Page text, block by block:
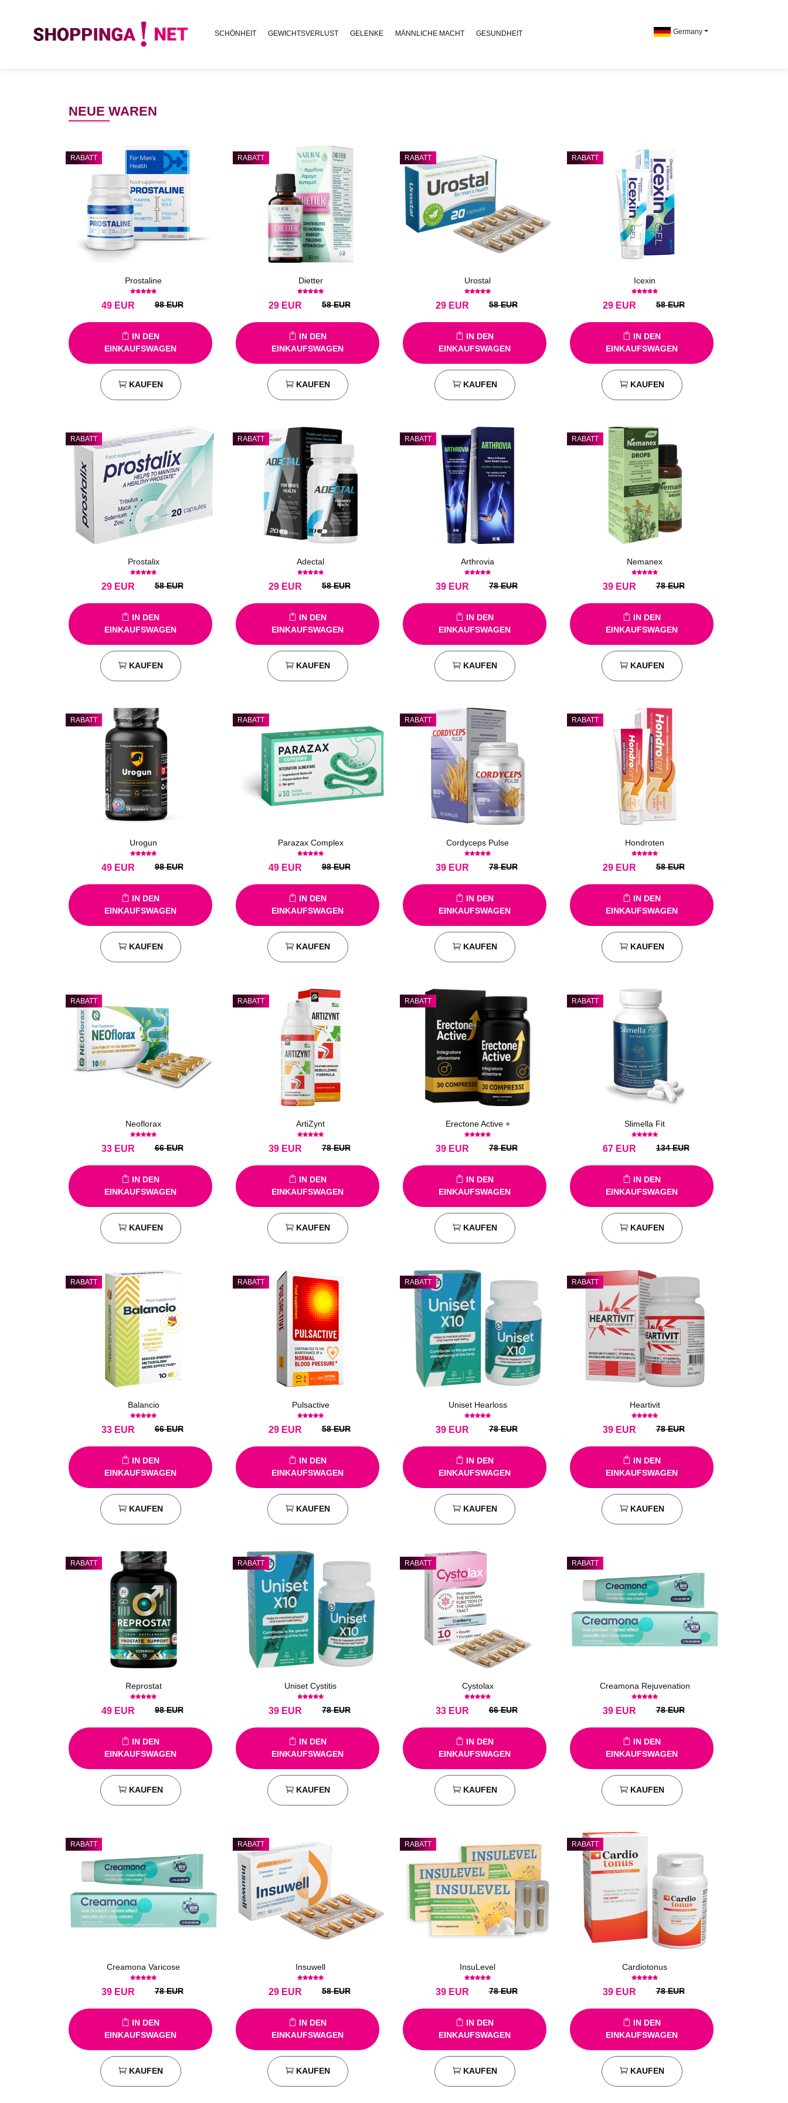
SCHÖNHEIT GEWICHTSVERLUST GELENKE MÄNNLICHE MACHT GESUNDHEIT Germany
NEUE WAREN
RABATT
Prostaline
EUR
49 98 EUR
IN DEN
EINKAUFSWAGEN
KAUFEN
RABATT
Dietter
EUR
29 58 EUR
IN DEN
EINKAUFSWAGEN
KAUFEN
RABATT
Urostal
EUR
29 58 EUR
IN DEN
EINKAUFSWAGEN
KAUFEN
RABATT
Icexin
EUR
29 58 EUR
IN DEN
EINKAUFSWAGEN
KAUFEN
RABATT
Prostalix
EUR
29 58 EUR
IN DEN
EINKAUFSWAGEN
KAUFEN
RABATT
Adectal
EUR
29 58 EUR
IN DEN
EINKAUFSWAGEN
KAUFEN
RABATT
Arthrovia
EUR
39 78 EUR
IN DEN
EINKAUFSWAGEN
KAUFEN
RABATT
Nemanex
EUR
39 78 EUR
IN DEN
EINKAUFSWAGEN
KAUFEN
RABATT
Urogun
EUR
49 98 EUR
IN DEN
EINKAUFSWAGEN
KAUFEN
RABATT
Parazax Complex
EUR
49 98 EUR
IN DEN
EINKAUFSWAGEN
KAUFEN
RABATT
Cordyceps Pulse
EUR
39 78 EUR
IN DEN
EINKAUFSWAGEN
KAUFEN
RABATT
Hondroten
EUR
29 58 EUR
IN DEN
EINKAUFSWAGEN
KAUFEN
RABATT
Neoflorax
EUR
33 66 EUR
IN DEN
EINKAUFSWAGEN
KAUFEN
RABATT
ArtiZynt
EUR
39 78 EUR
IN DEN
EINKAUFSWAGEN
KAUFEN
RABATT
Erectone Active +
EUR
39 78 EUR
IN DEN
EINKAUFSWAGEN
KAUFEN
RABATT
Slimella Fit
EUR
67 134 EUR
IN DEN
EINKAUFSWAGEN
KAUFEN
RABATT
Balancio
EUR
33 66 EUR
IN DEN
EINKAUFSWAGEN
KAUFEN
RABATT
Pulsactive
EUR
29 58 EUR
IN DEN
EINKAUFSWAGEN
KAUFEN
RABATT
Uniset Hearloss
EUR
39 78 EUR
IN DEN
EINKAUFSWAGEN
KAUFEN
RABATT
Heartivit
EUR
39 78 EUR
IN DEN
EINKAUFSWAGEN
KAUFEN
RABATT
Reprostat
EUR
49 98 EUR
IN DEN
EINKAUFSWAGEN
KAUFEN
RABATT
Uniset Cystitis
EUR
39 78 EUR
IN DEN
EINKAUFSWAGEN
KAUFEN
RABATT
Cystolax
EUR
33 66 EUR
IN DEN
EINKAUFSWAGEN
KAUFEN
RABATT
Creamona Rejuvenation
EUR
39 78 EUR
IN DEN
EINKAUFSWAGEN
KAUFEN
RABATT
Creamona Varicose
EUR
39 78 EUR
IN DEN
EINKAUFSWAGEN
KAUFEN
RABATT
Insuwell
EUR
29 58 EUR
IN DEN
EINKAUFSWAGEN
KAUFEN
RABATT
InsuLevel
EUR
39 78 EUR
IN DEN
EINKAUFSWAGEN
KAUFEN
RABATT
Cardiotonus
EUR
39 78 EUR
IN DEN
EINKAUFSWAGEN
KAUFEN